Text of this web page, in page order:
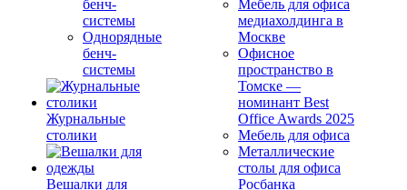
бенч-
системы
Однорядные
бенч-
системы
Журнальные
столики
Вешалки для
Мебель для офиса
медиахолдинга в
Москве
Офисное
пространство в
Томске —
номинант Best
Office Awards 2025
Мебель для офиса
Металлические
столы для офиса
Росбанка